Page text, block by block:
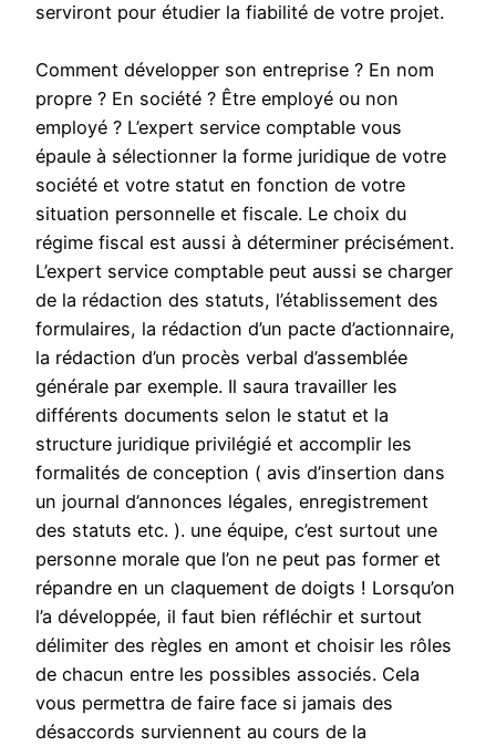
serviront pour étudier la fiabilité de votre projet.
Comment développer son entreprise ? En nom
propre ? En société ? Être employé ou non
employé ? L’expert service comptable vous
épaule à sélectionner la forme juridique de votre
société et votre statut en fonction de votre
situation personnelle et fiscale. Le choix du
régime fiscal est aussi à déterminer précisément.
L’expert service comptable peut aussi se charger
de la rédaction des statuts, l’établissement des
formulaires, la rédaction d’un pacte d’actionnaire,
la rédaction d’un procès verbal d’assemblée
générale par exemple. Il saura travailler les
différents documents selon le statut et la
structure juridique privilégié et accomplir les
formalités de conception ( avis d’insertion dans
un journal d’annonces légales, enregistrement
des statuts etc. ). une équipe, c’est surtout une
personne morale que l’on ne peut pas former et
répandre en un claquement de doigts ! Lorsqu’on
l’a développée, il faut bien réfléchir et surtout
délimiter des règles en amont et choisir les rôles
de chacun entre les possibles associés. Cela
vous permettra de faire face si jamais des
désaccords surviennent au cours de la